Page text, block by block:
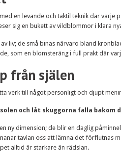
en levande och taktil teknik där
sig en bukett av vildblommor i klara
liv; de små binas närvaro bland
som en blomsteräng i full prakt där
från själen
verk till något personligt och djupt
och låt skuggorna falla bakom
ny dimension; de blir en daglig
tavlan oss att lämna det förflutnas
alltid är starkare än rädslan.